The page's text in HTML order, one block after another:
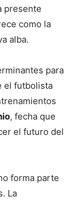
presente
como la
alba.
para
el futbolista
, fecha que
el futuro del
forma parte
La